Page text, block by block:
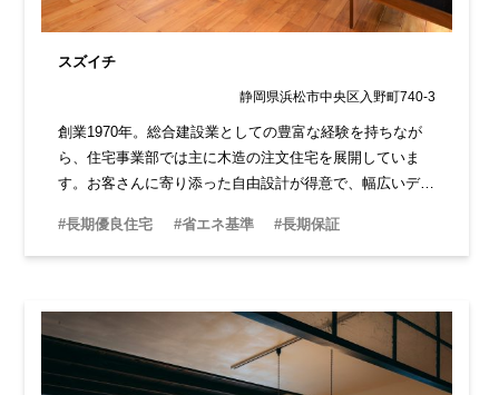
スズイチ
静岡県浜松市中央区入野町740-3
創業1970年。総合建設業としての豊富な経験を持ちなが
ら、住宅事業部では主に木造の注文住宅を展開していま
す。お客さんに寄り添った自由設計が得意で、幅広いデザ
ことでも相談できる安心感があります。
#長期優良住宅 #省エネ基準 #長期保証